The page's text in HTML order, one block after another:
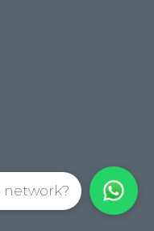
network?